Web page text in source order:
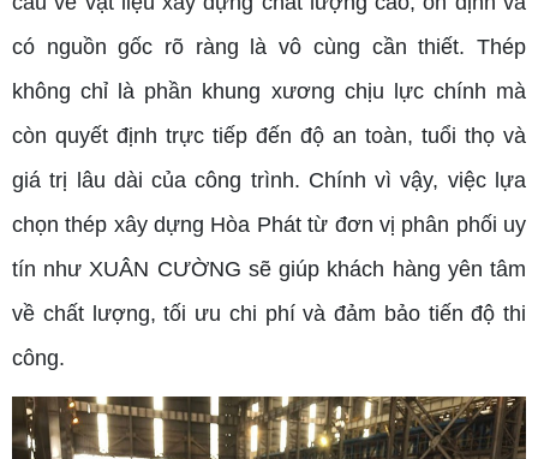
có nguồn gốc rõ ràng là vô cùng cần thiết. Thép
không chỉ là phần khung xương chịu lực chính mà
còn quyết định trực tiếp đến độ an toàn, tuổi thọ và
giá trị lâu dài của công trình. Chính vì vậy, việc lựa
chọn thép xây dựng Hòa Phát từ đơn vị phân phối uy
tín như XUÂN CƯỜNG sẽ giúp khách hàng yên tâm
về chất lượng, tối ưu chi phí và đảm bảo tiến độ thi
công.